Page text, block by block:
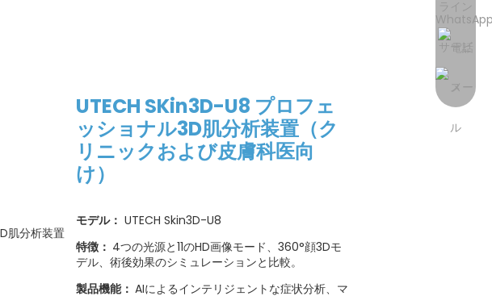
UTECH SKin3D-U8 プロフェ
ッショナル3D肌分析装置（ク
リニックおよび皮膚科医向
け）
モデル： UTECH Skin3D-U8
特徴： 4つの光源と11のHD画像モード、360°顔3Dモ
デル、術後効果のシミュレーションと比較。
製品機能： AIによるインテリジェントな症状分析、マ